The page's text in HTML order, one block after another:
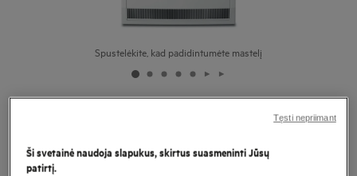
Spustelėkite, kad padidintumėte mastelį
serija „AbsoluteCare® Plus“ 9 kg
Ši svetainė naudoja slapukus, skirtus suasmeninti Jūsų
patirtį.
Tęsti nepriimant